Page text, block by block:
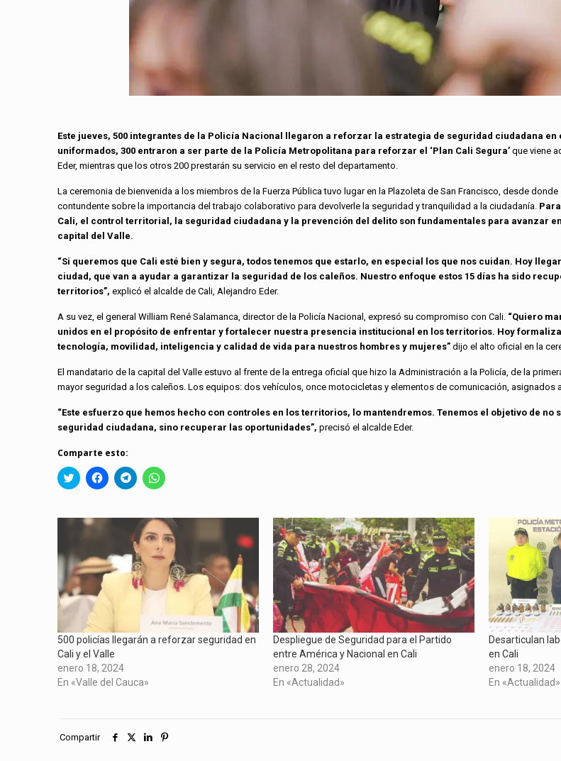
Este jueves, 500 integrantes de la Policía Nacional llegaron a reforzar la estrategia de seguridad ciudadana en
uniformados, 300 entraron a ser parte de la Policía Metropolitana para reforzar el ‘Plan Cali Segura’ que viene
Eder, mientras que los otros 200 prestarán su servicio en el resto del departamento.
La ceremonia de bienvenida a los miembros de la Fuerza Pública tuvo lugar en la Plazoleta de San Francisco, desde donde
contundente sobre la importancia del trabajo colaborativo para devolverle la seguridad y tranquilidad a la ciudadanía.
Cali, el control territorial, la seguridad ciudadana y la prevención del delito son fundamentales para avanzar
capital del Valle.
“Si queremos que Cali esté bien y segura, todos tenemos que estarlo, en especial los que nos cuidan. Hoy
ciudad, que van a ayudar a garantizar la seguridad de los caleños. Nuestro enfoque estos 15 días ha sido
territorios”, explicó el alcalde de Cali, Alejandro Eder.
A su vez, el general William René Salamanca, director de la Policía Nacional, expresó su compromiso con Cali. “Quiero
unidos en el propósito de enfrentar y fortalecer nuestra presencia institucional en los territorios. Hoy
tecnología, movilidad, inteligencia y calidad de vida para nuestros hombres y mujeres” dijo el alto oficial en la
El mandatario de la capital del Valle estuvo al frente de la entrega oficial que hizo la Administración a la Policía, de la
mayor seguridad a los caleños. Los equipos: dos vehículos, once motocicletas y elementos de comunicación, asignados
“Este esfuerzo que hemos hecho con controles en los territorios, lo mantendremos. Tenemos el objetivo de no
seguridad ciudadana, sino recuperar las oportunidades”, precisó el alcalde Eder.
Comparte esto:
Click
to
(Se
ventana
nueva)
Haz
clic
Facebook
una
ventana
nueva)
Haz
clic
Telegram
(Se
abre
en
una
ventana
nueva)
Haz
clic
WhatsApp
(Se
abre
en
una
ventana
nueva)
500 policías llegarán a reforzar seguridad en
Cali y el Valle
enero 18, 2024
En «Valle del Cauca»
Despliegue de Seguridad para el Partido
entre América y Nacional en Cali
enero 28, 2024
En «Actualidad»
Desarticulan
en Cali
enero 18, 2024
En «Actualidad»
Compartir